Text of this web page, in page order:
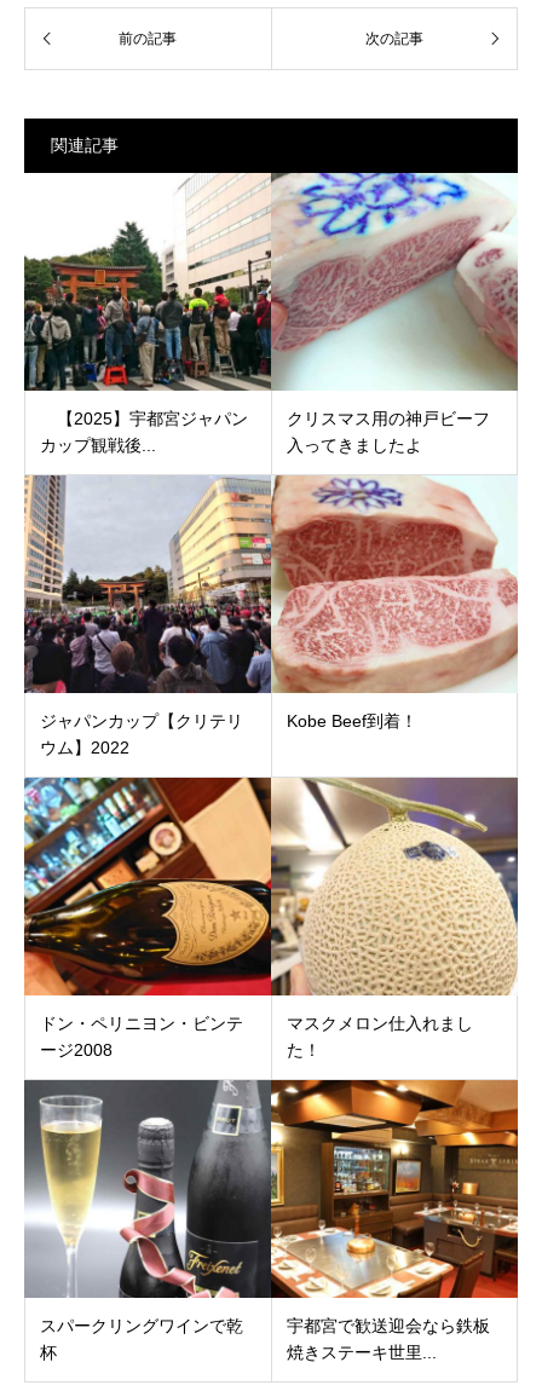
関連記事
【2025】宇都宮ジャパン
カップ観戦後...
クリスマス用の神戸ビーフ
入ってきましたよ
ジャパンカップ【クリテリ
ウム】2022
Kobe Beef到着！
ドン・ペリニヨン・ビンテ
ージ2008
マスクメロン仕入れまし
た！
スパークリングワインで乾
杯
宇都宮で歓送迎会なら鉄板
焼きステーキ世里...